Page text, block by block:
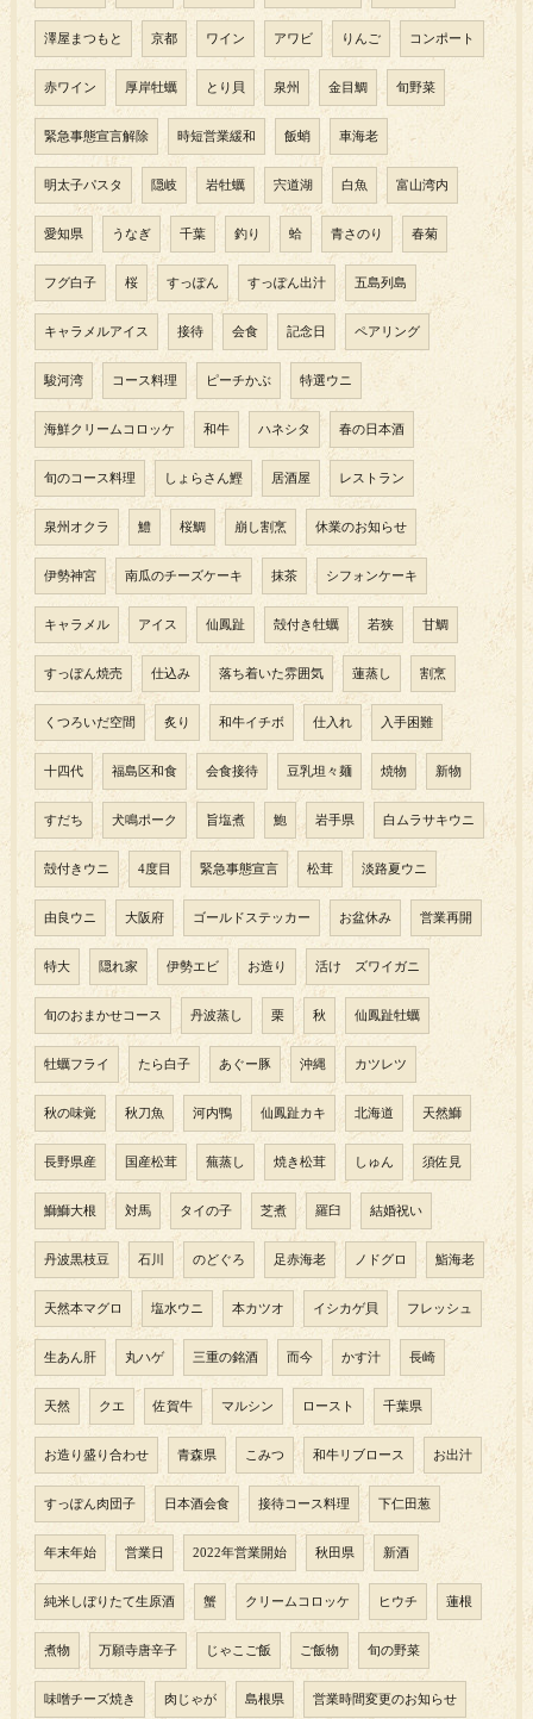
澤屋まつもと 京都 ワイン アワビ りんご コンポート
赤ワイン 厚岸牡蠣 とり貝 泉州 金目鯛 旬野菜
緊急事態宣言解除 時短営業緩和 飯蛸 車海老
明太子パスタ 隠岐 岩牡蠣 宍道湖 白魚 富山湾内
愛知県 うなぎ 千葉 釣り 蛤 青さのり 春菊
フグ白子 桜 すっぽん すっぽん出汁 五島列島
キャラメルアイス 接待 会食 記念日 ペアリング
駿河湾 コース料理 ピーチかぶ 特選ウニ
海鮮クリームコロッケ 和牛 ハネシタ 春の日本酒
旬のコース料理 しょらさん鰹 居酒屋 レストラン
泉州オクラ 鱧 桜鯛 崩し割烹 休業のお知らせ
伊勢神宮 南瓜のチーズケーキ 抹茶 シフォンケーキ
キャラメル アイス 仙鳳趾 殻付き牡蠣 若狭 甘鯛
すっぽん焼売 仕込み 落ち着いた雰囲気 蓮蒸し 割烹
くつろいだ空間 炙り 和牛イチボ 仕入れ 入手困難
十四代 福島区和食 会食接待 豆乳坦々麺 焼物 新物
すだち 犬鳴ポーク 旨塩煮 鮑 岩手県 白ムラサキウニ
殻付きウニ 4度目 緊急事態宣言 松茸 淡路夏ウニ
由良ウニ 大阪府 ゴールドステッカー お盆休み 営業再開
特大 隠れ家 伊勢エビ お造り 活け ズワイガニ
旬のおまかせコース 丹波蒸し 栗 秋 仙鳳趾牡蠣
牡蠣フライ たら白子 あぐー豚 沖縄 カツレツ
秋の味覚 秋刀魚 河内鴨 仙鳳趾カキ 北海道 天然鰤
長野県産 国産松茸 蕪蒸し 焼き松茸 しゅん 須佐見
鰤鰤大根 対馬 タイの子 芝煮 羅臼 結婚祝い
丹波黒枝豆 石川 のどぐろ 足赤海老 ノドグロ 鮨海老
天然本マグロ 塩水ウニ 本カツオ イシカゲ貝 フレッシュ
生あん肝 丸ハゲ 三重の銘酒 而今 かす汁 長崎
天然 クエ 佐賀牛 マルシン ロースト 千葉県
お造り盛り合わせ 青森県 こみつ 和牛リブロース お出汁
すっぽん肉団子 日本酒会食 接待コース料理 下仁田葱
年末年始 営業日 2022年営業開始 秋田県 新酒
純米しぼりたて生原酒 蟹 クリームコロッケ ヒウチ 蓮根
煮物 万願寺唐辛子 じゃこご飯 ご飯物 旬の野菜
味噌チーズ焼き 肉じゃが 島根県 営業時間変更のお知らせ